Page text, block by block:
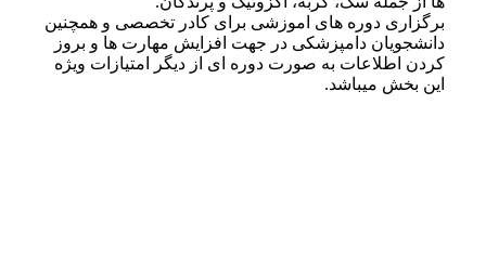
برگزاری دوره های اموزشی برای کادر تخصصی و همچنین
دانشجویان دامپزشکی در جهت افزایش مهارت ها و بروز
کردن اطلاعات به صورت دوره ای از دیگر امتیازات ویژه
این بخش میباشد.